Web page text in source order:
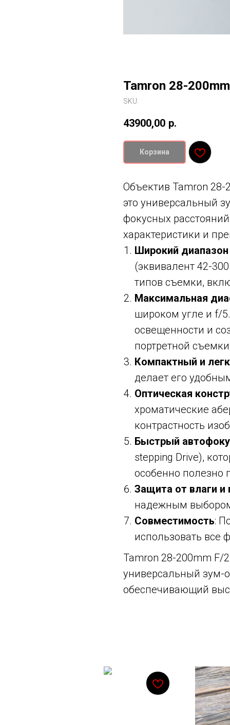
Tamron 28-
SKU:
43900,00 р.
Корзина
Объектив Tamron 28-
это универсальный
фокусных
характеристики и
Широкий
(эквивалент 42-
типов съемки,
Максимальная
широком угле и f/
освещенности и
портретной
Компактный и
делает его
Оптическая
хроматические
контрастность
Быстрый
stepping Drive),
особенно полезно
Защита от влаги и
надежным
Совместимость:
использовать все
Tamron 28-200mm F/
универсальный зум-
обеспечивающий